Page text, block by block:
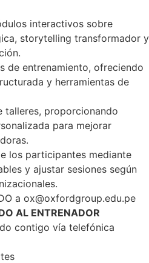
interactivos sobre
storytelling transformador y
de entrenamiento, ofreciendo
y herramientas de
talleres, proporcionando
para mejorar
los participantes mediante
y ajustar sesiones según
a ox@oxfordgroup.edu.pe
AL ENTRENADOR
contigo vía telefónica